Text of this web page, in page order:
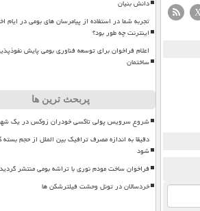
دانش بنیان
تجربه شما در استفاده از پیامرسان های بومی در ایام
اینترنت چه طور بود؟
اعلام فراخوان برای توسعه فناوری بومی پایش
ساختمان
پربحث ترین ها
شروع سرویس پولی تاکسی خودران زوکس در یک شهر
دقیقا به اندازه مصرف ترافیک بین الملل از حجم
شود
فراخوان ساخت مودم نوری با تراشه بومی منتشر گردید
خردسالان در تونل وحشت فیلترشکن ها